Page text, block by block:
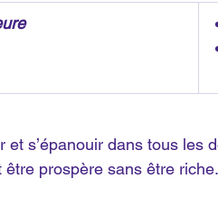
et s’épanouir dans tous les
être prospère sans être riche.